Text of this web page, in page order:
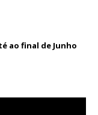
ao final de Junho